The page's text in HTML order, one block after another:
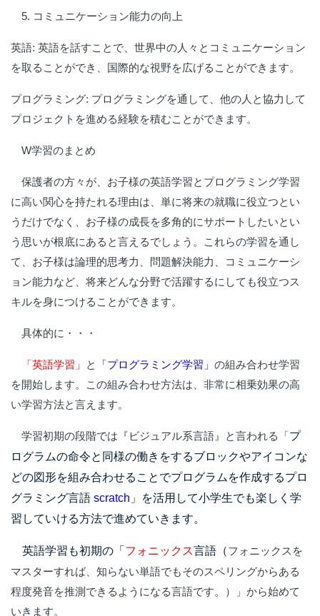
5. コミュニケーション能力の向上
英語: 英語を話すことで、世界中の人々とコミュニケーション
を取ることができ、国際的な視野を広げることができます。
プログラミング: プログラミングを通して、他の人と協力して
プロジェクトを進める経験を積むことができます。
W学習のまとめ
保護者の方々が、お子様の英語学習とプログラミング学習
に高い関心を持たれる理由は、単に将来の就職に役立つとい
うだけでなく、お子様の成長を多角的にサポートしたいとい
う思いが根底にあると言えるでしょう。これらの学習を通し
て、お子様は論理的思考力、問題解決能力、コミュニケーシ
ョン能力など、将来どんな分野で活躍するにしても役立つス
キルを身につけることができます。
具体的に・・・
「英語学習」 と 「プログラミング学習」 の組み合わせ学習
を開始します。この組み合わせ方法は、非常に相乗効果の高
い学習方法と言えます。
学習初期の段階では『ビジュアル系言語』と言われる「 プ
ログラムの命令と同様の働きをするブロックやアイコンな
どの図形を組み合わせることでプログラムを作成するプロ
グラミング言語 scratch 」を活用して小学生でも楽しく学
習していける方法で進めていきます。
英語学習も初期の「 フォニックス言語（フォニックスを
マスターすれば、知らない単語でもそのスペリングからある
程度発音を推測できるようになる言語です。）」から始めて
いきます。